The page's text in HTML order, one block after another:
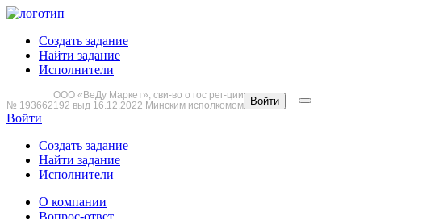
Создать задание
Найти задание
Исполнители
ООО «ВеДу Маркет», сви-во о гос рег-ции
№ 193662192 выд 16.12.2022 Минским исполкомом
Войти
Войти
Создать задание
Найти задание
Исполнители
О компании
Вопрос-ответ